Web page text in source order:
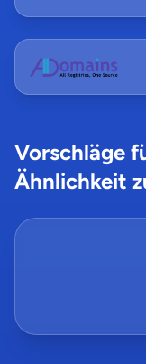
Vorschläge
Ähnlichkeit